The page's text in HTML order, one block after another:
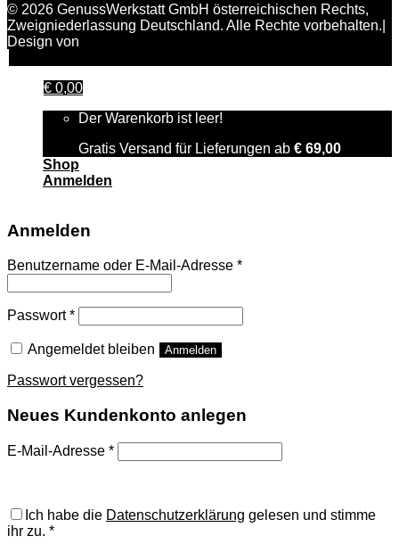
© 2026 GenussWerkstatt GmbH österreichischen Rechts,
Zweigniederlassung Deutschland. Alle Rechte vorbehalten.|
Design von
€ 0,00
Der Warenkorb ist leer!
Gratis Versand für Lieferungen ab € 69,00
Shop
Anmelden
Anmelden
Benutzername oder E-Mail-Adresse *
Passwort*
Angemeldet bleiben Anmelden
Passwort vergessen?
Neues Kundenkonto anlegen
E-Mail-Adresse *
Ich habe die Datenschutzerklärung gelesen und stimme
ihr zu. *